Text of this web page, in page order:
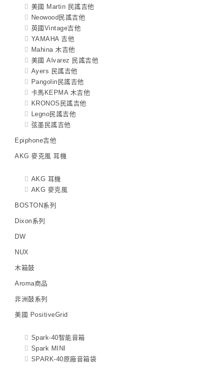
美國 Martin 民謠吉他
Neowood民謠吉他
英國Vintage吉他
YAMAHA 吉他
Mahina 木吉他
美國 Alvarez 民謠吉他
Ayers 民謠吉他
Pangolin民謠吉他
卡馬KEPMA 木吉他
KRONOS民謠吉他
Legno民謠吉他
弦墨民謠吉他
Epiphone吉他
AKG 麥克風 耳機
AKG 耳機
AKG 麥克風
BOSTON系列
Dixon系列
DW
NUX
木箱鼓
Aroma商品
非洲鼓系列
美國 PositiveGrid
Spark-40智能音箱
Spark MINI
SPARK-40原廠音箱袋